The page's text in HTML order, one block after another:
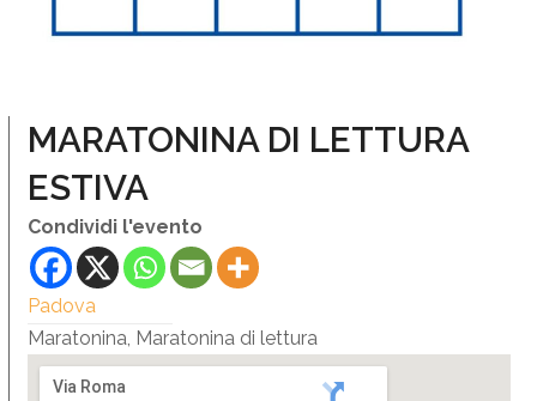
MARATONINA DI LETTURA
ESTIVA
Condividi l'evento
Padova
Maratonina, Maratonina di lettura
Via Roma